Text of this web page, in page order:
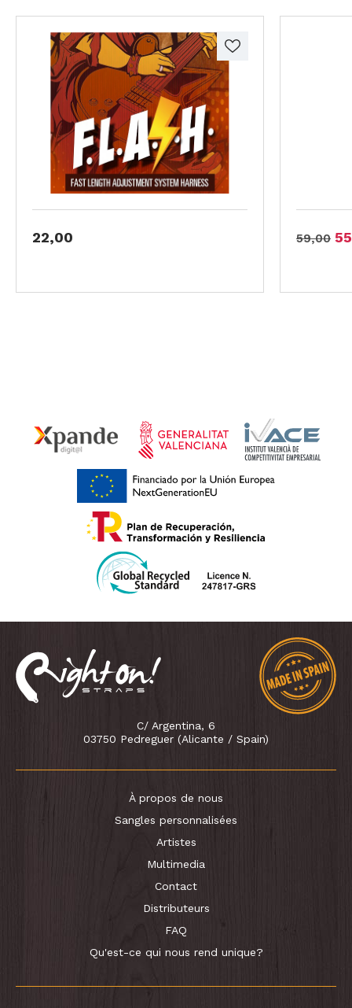
22,00 59,00
C/ Argentina, 6
03750 Pedreguer (Alicante / Spain)
À propos de nous
Sangles personnalisées
Artistes
Multimedia
Contact
Distributeurs
FAQ
Qu'est-ce qui nous rend unique?